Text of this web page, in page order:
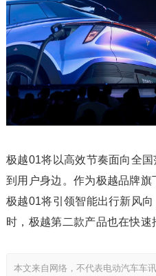
极越01将以高效节奏面向全
到用户身边。作为极越品牌
极越01将引领智能出行新风
时，极越第二款产品也在快速
本文来自网络，不代表电动汽车车